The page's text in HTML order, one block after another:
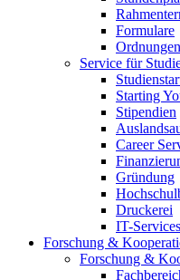
Formulare
Service für
Starting
Stipendien
Career
Gründung
Druckerei
IT-Services
Forschung &
Forschung &